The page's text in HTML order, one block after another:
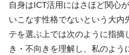
自身はICT活用にはさほど関心
いこなす性格でないという大内
テを選ぶ上では次のように指摘
き・不向きを理解し、私のよう